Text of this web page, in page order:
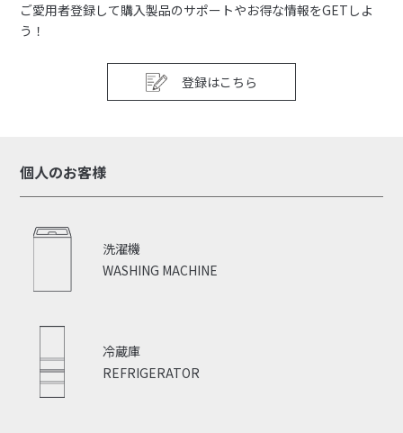
ご愛用者登録して購入製品のサポートやお得な情報をGETしよ
う！
登録はこちら
個人のお客様
WASHING MACHINE
洗濯機
REFRIGERATOR
冷蔵庫